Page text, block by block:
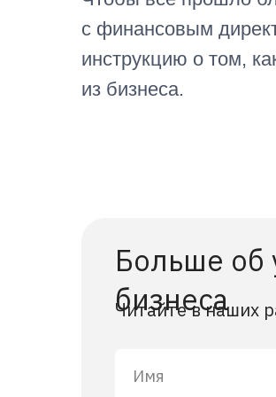
с финансовым
инструкцию о том,
из бизнеса.
Читайте в наших
Больше об
бизнеса